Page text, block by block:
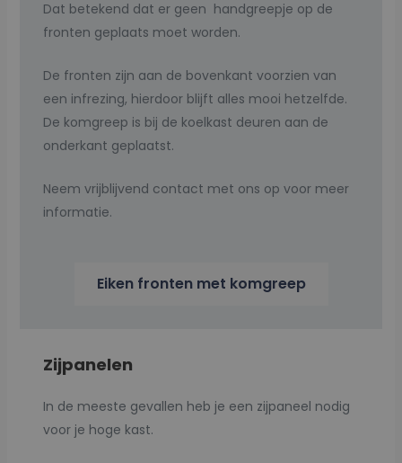
Dat betekend dat er geen handgreepje op de
fronten geplaats moet worden.
De fronten zijn aan de bovenkant voorzien van
een infrezing, hierdoor blijft alles mooi hetzelfde.
De komgreep is bij de koelkast deuren aan de
onderkant geplaatst.
Neem vrijblijvend contact met ons op voor meer
informatie.
Eiken fronten met komgreep
Zijpanelen
In de meeste gevallen heb je een zijpaneel nodig
voor je hoge kast.